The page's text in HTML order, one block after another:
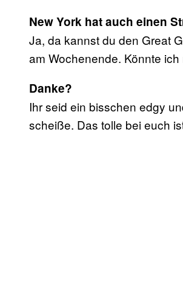
New York hat auch einen
Ja, da kannst du den Great
am Wochenende. Könnte
Danke?
Ihr seid ein bisschen edgy
scheiße. Das tolle bei euch